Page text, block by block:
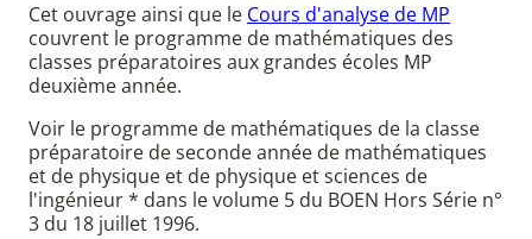
Cet ouvrage ainsi que le Cours d'analyse de MP
couvrent le programme de mathématiques des
classes préparatoires aux grandes écoles MP
deuxième année.
Voir le programme de mathématiques de la classe
préparatoire de seconde année de mathématiques
et de physique et de physique et sciences de
l'ingénieur * dans le volume 5 du BOEN Hors Série n°
3 du 18 juillet 1996.